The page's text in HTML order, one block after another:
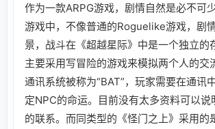
作为一款ARPG游戏，剧情自然是必不可
游戏中，不像普通的Roguelike游戏，剧
景，战斗在《超越星际》中是一个独立的
主要采用写冒险的游戏来模拟两个人的交
通讯系统被称为“BAT”，玩家需要在通讯
定NPC的命运。目前没有太多资料可以说
的联系。而同类型的《怪门之上》采用的